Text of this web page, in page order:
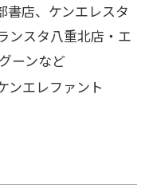
書店、ケンエレスタ
ンスタ八重北店・エ
ーンなど
ンエレファント